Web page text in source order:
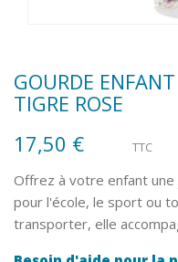
GOURDE
TIGRE ROSE
17,50 €
TTC
Offrez à votre enfant
pour l'école, le sport ou
transporter, elle